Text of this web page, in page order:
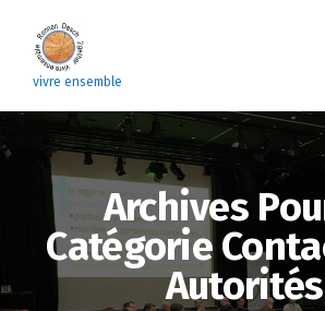
contenu
vivre ensemble
Archives
Catégorie
Autorités